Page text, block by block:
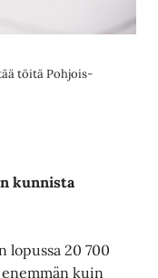
töitä Pohjois-
kunnista
lopussa 20 700
kuin